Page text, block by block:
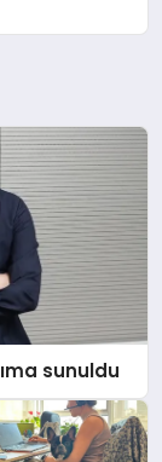
sunuldu